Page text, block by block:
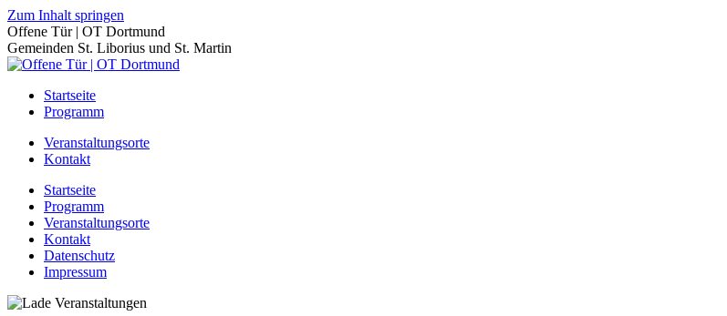
Zum Inhalt springen
Offene Tür | OT Dortmund
Gemeinden St. Liborius und St. Martin
Startseite
Programm
Veranstaltungsorte
Kontakt
Startseite
Programm
Veranstaltungsorte
Kontakt
Datenschutz
Impressum